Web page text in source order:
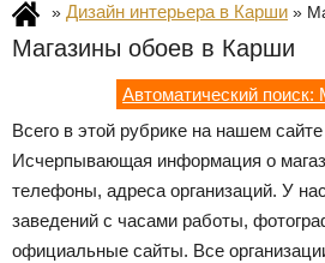
» Дизайн интерьера в Карши »
Магазины обоев в Карши
Автоматический
Всего в этой рубрике на нашем
Исчерпывающая информация о
телефоны, адреса организаций. У
заведений с часами работы,
официальные сайты. Все